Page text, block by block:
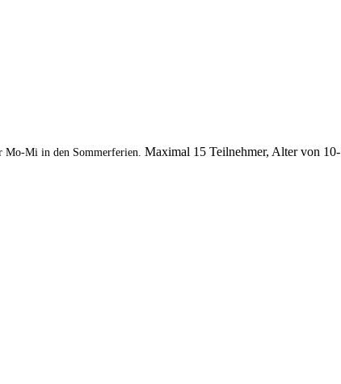
Mo-Mi in den Sommerferien. Maximal 15 Teilnehmer, Alter von